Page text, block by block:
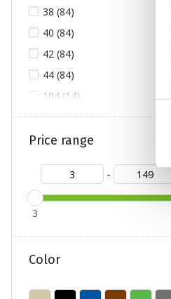
38 (84)
40 (84)
42 (84)
44 (84)
104 (14)
116 (150)
128 (201)
152 (233)
164 (236)
M (575)
Price range
-
3
Color